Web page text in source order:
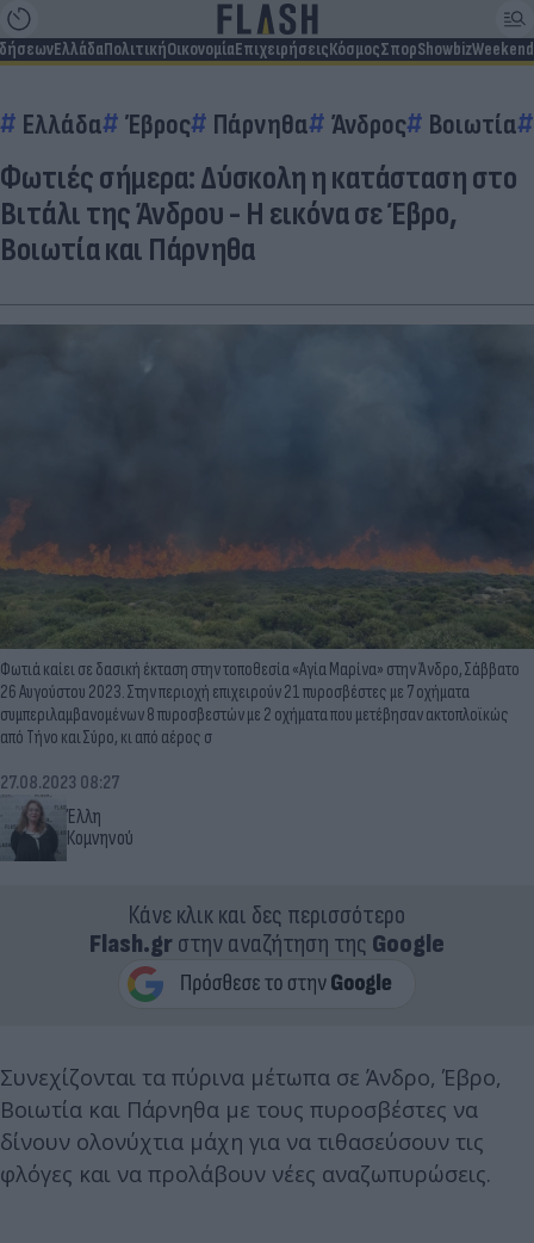
ΕλλάδαΠολιτικήΟικονομίαΕπιχειρήσειςΚόσμοςΣπορShowbizWeekend
Ελλάδα Έβρος Πάρνηθα Άνδρος Βοιωτία
Φωτιές σήμερα: Δύσκολη η κατάσταση στο
Βιτάλι της Άνδρου - Η εικόνα σε Έβρο,
Βοιωτία και Πάρνηθα
Φωτιά καίει σε δασική έκταση στην τοποθεσία «Αγία Μαρίνα» στην Άνδρο, Σάββατο
26 Αυγούστου 2023. Στην περιοχή επιχειρούν 21 πυροσβέστες με 7 οχήματα
συμπεριλαμβανομένων 8 πυροσβεστών με 2 οχήματα που μετέβησαν ακτοπλοϊκώς
από Τήνο και Σύρο, κι από αέρος σ
Έλλη
Κομνηνού
27.08.2023 08:27
Κάνε κλικ και δες περισσότερο
Flash.grστην αναζήτηση της Google
Συνεχίζονται τα πύρινα μέτωπα σε Άνδρο, Έβρο,
Βοιωτία και Πάρνηθα με τους πυροσβέστες να
δίνουν ολονύχτια μάχη για να τιθασεύσουν τις
φλόγες και να προλάβουν νέες αναζωπυρώσεις.